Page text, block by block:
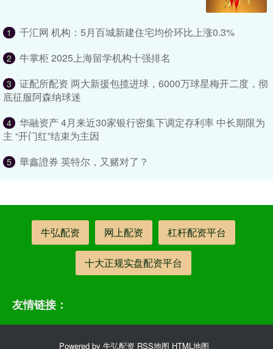
1 千汇网 机构：5月百城新建住宅均价环比上涨0.3%
2 牛掌柜 2025上海留学机构十强排名
3
证配所配资 两大新援包揽进球，6000万球星梅开二度，彻
底征服阿森纳球迷
4
华融资产 4月来近30家银行密集下调定存利率 中长期限为
主 “开门红”结束为主因
5 華鑫證券 英特尔，又赌对了？
牛弘配资 网上配资 杠杆配资平台
十大正规实盘配资平台
友情链接：
Powered by 牛弘配资 RSS地图 HTML地图